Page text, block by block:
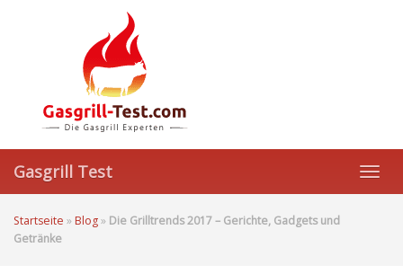
Gasgrill Test
Startseite » Blog» Die Grilltrends 2017 – Gerichte, Gadgets und
Getränke